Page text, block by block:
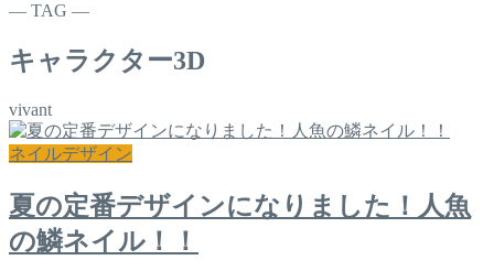
― TAG ―
キャラクター3D
vivant
ネイルデザイン
夏の定番デザインになりました！人魚
の鱗ネイル！！